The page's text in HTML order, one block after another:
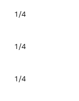
1/4
1/4
1/4